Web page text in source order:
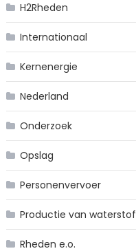
H2Rheden
Internationaal
Kernenergie
Nederland
Onderzoek
Opslag
Personenvervoer
Productie van waterstof
Rheden e.o.